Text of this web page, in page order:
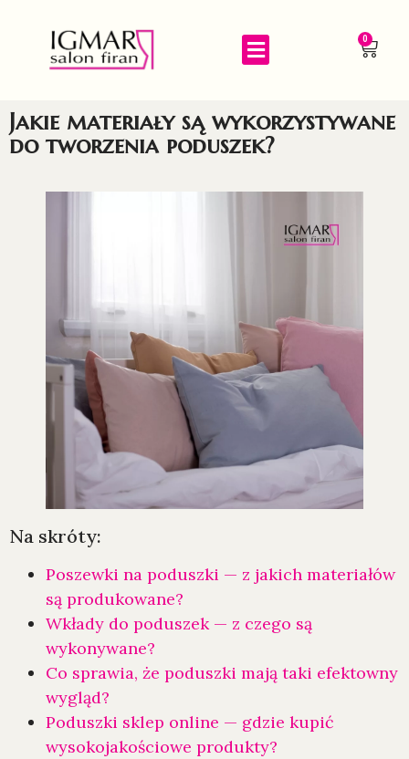
0
Jakie materiały są wykorzystywane
do tworzenia poduszek?
Na skróty:
Poszewki na poduszki — z jakich materiałów
są produkowane?
Wkłady do poduszek — z czego są
wykonywane?
Co sprawia, że poduszki mają taki efektowny
wygląd?
Poduszki sklep online — gdzie kupić
wysokojakościowe produkty?